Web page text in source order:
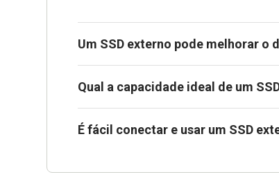
Um SSD externo pode melhorar o
Qual a capacidade ideal de um
É fácil conectar e usar um SSD